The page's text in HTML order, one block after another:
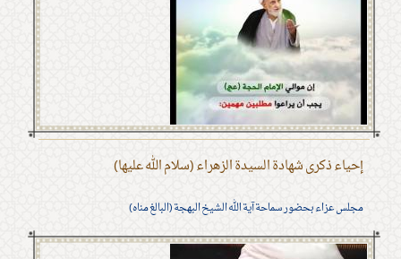
إحياء ذكرى شهادة السيدة الزهراء (سلام الله عليها)
مجلس عزاء بحضور سماحة آية الله الشيخ البهجة (البالغ مناه)